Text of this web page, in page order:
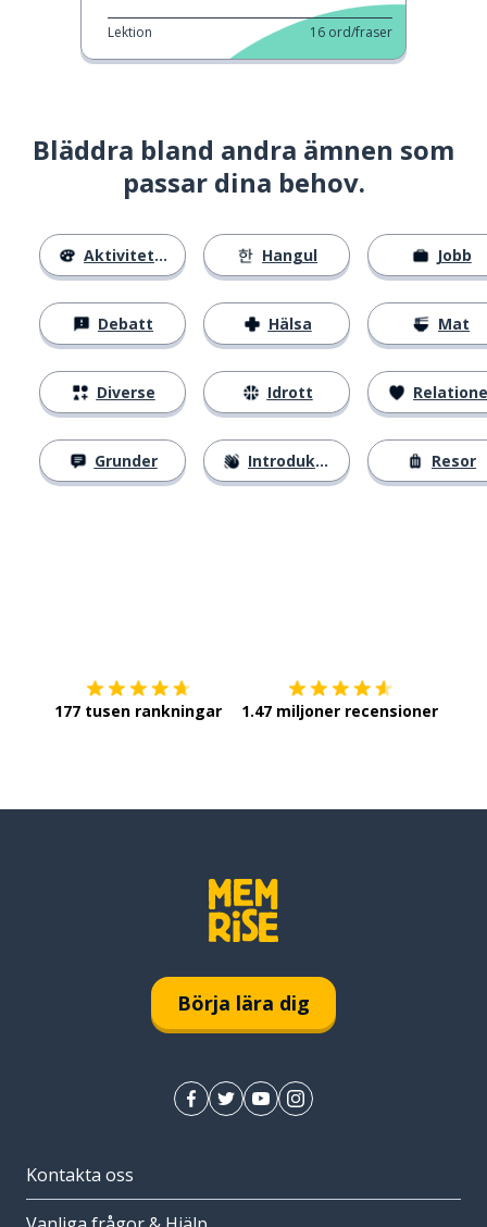
Lektion 16 ord/fraser
Bläddra bland andra ämnen som
passar dina behov.
Aktiviteter
Debatt
Diverse
Grunder
Hangul
Hälsa
Idrott
Introduktion
Jobb
Mat
Resor
177 tusen rankningar 1.47 miljoner recensioner
Börja lära dig
Kontakta oss